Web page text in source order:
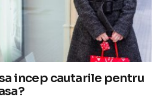
incep cautarile pentru